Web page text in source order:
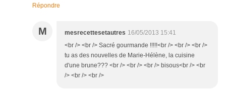
Répondre
M mesrecettesetautres 16/05/2013 15:41
<br /> <br /> Sacré gourmande !!!!!<br /> <br /> <br />
tu as des nouvelles de Marie-Hélène, la cuisine
d'une brune??? <br /> <br /> <br /> bisous<br /> <br
/> <br /> <br />